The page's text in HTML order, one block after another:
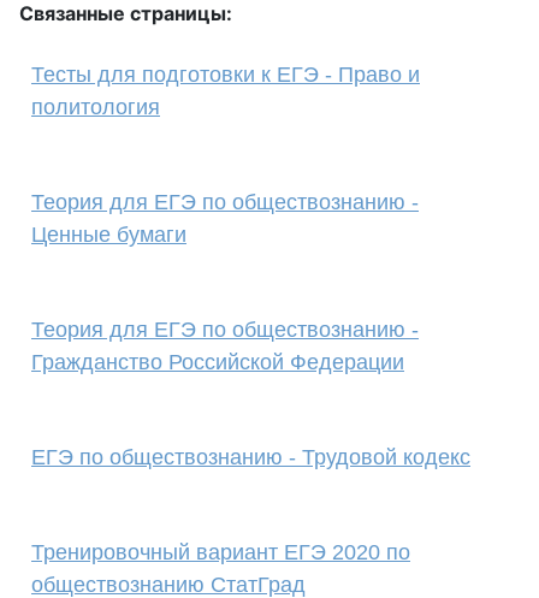
Связанные страницы:
Тесты для подготовки к ЕГЭ - Право и
политология
Теория для ЕГЭ по обществознанию -
Ценные бумаги
Теория для ЕГЭ по обществознанию -
Гражданство Российской Федерации
ЕГЭ по обществознанию - Трудовой кодекс
Тренировочный вариант ЕГЭ 2020 по
обществознанию СтатГрад